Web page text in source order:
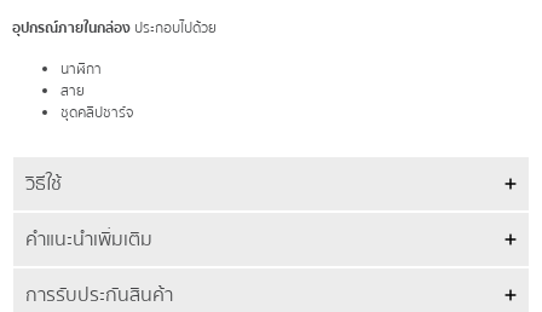
อุปกรณ์ภายในกล่อง ประกอบไปด้วย
นาฬิกา
สาย
ชุดคลิปชาร์จ
วิธีใช้
คำแนะนำเพิ่มเติม
การรับประกันสินค้า